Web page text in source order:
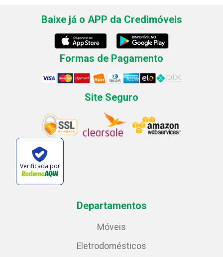
Baixe já o APP da Credimóveis
Formas de Pagamento
Site Seguro
Verificada por
Departamentos
Móveis
Eletrodomésticos